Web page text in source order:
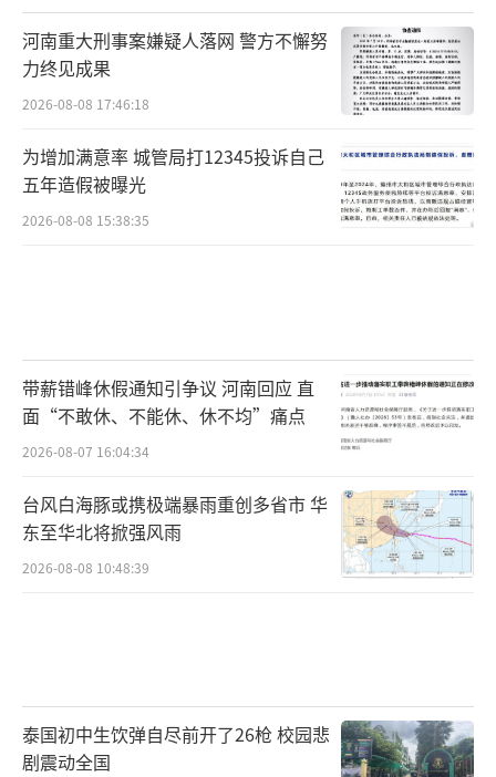
河南重大刑事案嫌疑人落网 警方不懈努
力终见成果
2026-08-08 17:46:18
为增加满意率 城管局打12345投诉自己
五年造假被曝光
2026-08-08 15:38:35
带薪错峰休假通知引争议 河南回应 直
面“不敢休、不能休、休不均”痛点
2026-08-07 16:04:34
台风白海豚或携极端暴雨重创多省市 华
东至华北将掀强风雨
2026-08-08 10:48:39
泰国初中生饮弹自尽前开了26枪 校园悲
剧震动全国